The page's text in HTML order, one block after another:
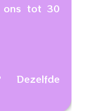
ons tot 30